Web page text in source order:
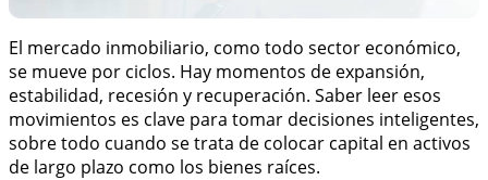
El mercado inmobiliario, como todo sector económico,
se mueve por ciclos. Hay momentos de expansión,
estabilidad, recesión y recuperación. Saber leer esos
movimientos es clave para tomar decisiones inteligentes,
sobre todo cuando se trata de colocar capital en activos
de largo plazo como los bienes raíces.